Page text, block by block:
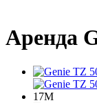
Аренда
17М